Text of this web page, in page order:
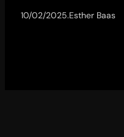
10/02/2025.Esther Baas